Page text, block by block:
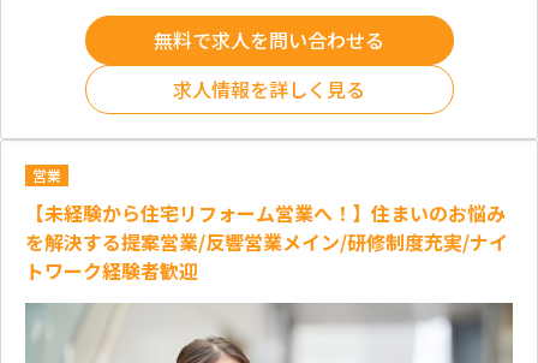
無料で求人を問い合わせる
求人情報を詳しく見る
営業
【未経験から住宅リフォーム営業へ！】住まいのお悩み
を解決する提案営業/反響営業メイン/研修制度充実/ナイ
トワーク経験者歓迎